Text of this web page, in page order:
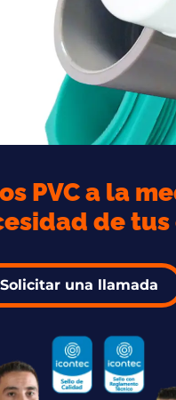
PVC a la
de tus
Solicitar una llamada